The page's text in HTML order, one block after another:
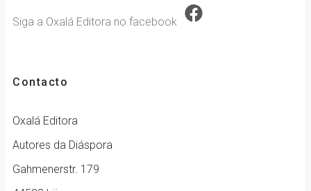
Siga a Oxalá Editora no facebook
Contacto
Oxalá Editora
Autores da Diáspora
Gahmenerstr. 179